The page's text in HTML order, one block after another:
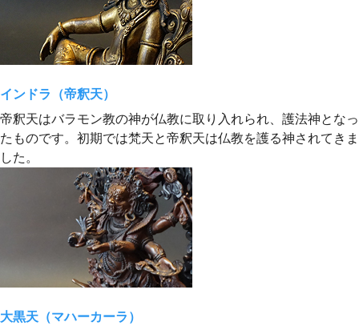
インドラ（帝釈天）
帝釈天はバラモン教の神が仏教に取り入れられ、護法神となっ
たものです。初期では梵天と帝釈天は仏教を護る神されてきま
した。
大黒天（マハーカーラ）